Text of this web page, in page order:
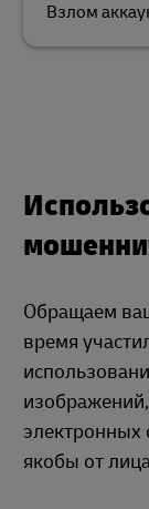
Взлом
Обращаем
время
электронных
якобы от